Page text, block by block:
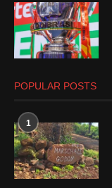
POPULAR POSTS
1